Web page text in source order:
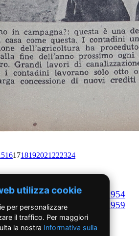
161718192021 222324
Anno1952 Anno1953 1954
Anno1957Anno1958 1959
utilizza cookie
per personalizzare
il traffico. Per maggiori
la nostra Informativa sulla